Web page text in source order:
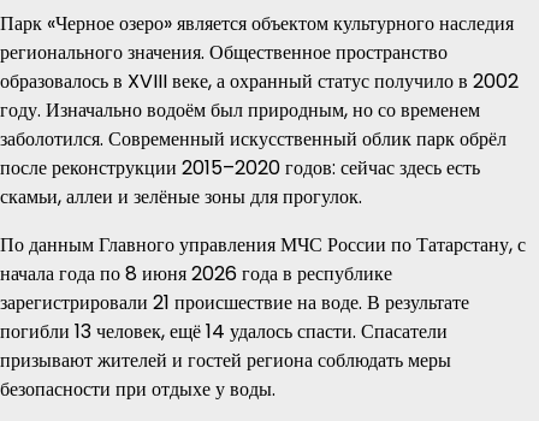
Парк «Черное озеро» является объектом культурного наследия
регионального значения. Общественное пространство
образовалось в XVIII веке, а охранный статус получило в 2002
году. Изначально водоём был природным, но со временем
заболотился. Современный искусственный облик парк обрёл
после реконструкции 2015–2020 годов: сейчас здесь есть
скамьи, аллеи и зелёные зоны для прогулок.
По данным Главного управления МЧС России по Татарстану, с
начала года по 8 июня 2026 года в республике
зарегистрировали 21 происшествие на воде. В результате
погибли 13 человек, ещё 14 удалось спасти. Спасатели
призывают жителей и гостей региона соблюдать меры
безопасности при отдыхе у воды.